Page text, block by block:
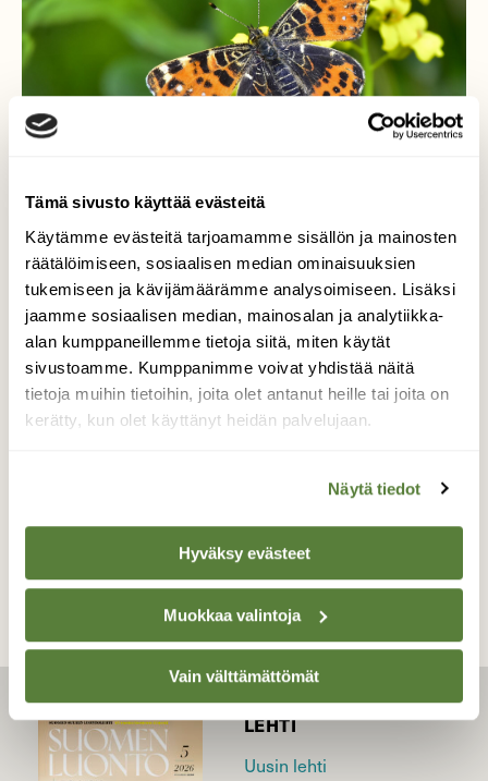
Tämä sivusto käyttää evästeitä
Käytämme evästeitä tarjoamamme sisällön ja mainosten
räätälöimiseen, sosiaalisen median ominaisuuksien
tukemiseen ja kävijämäärämme analysoimiseen. Lisäksi
jaamme sosiaalisen median, mainosalan ja analytiikka-
alan kumppaneillemme tietoja siitä, miten käytät
sivustoamme. Kumppanimme voivat yhdistää näitä
tietoja muihin tietoihin, joita olet antanut heille tai joita on
kerätty, kun olet käyttänyt heidän palvelujaan.
Näytä tiedot
Hyväksy evästeet
Muokkaa valintoja
Vain välttämättömät
Karttaperhonen
Kaunis kevätsukupolven karttaperhonen.
Valokuvaaja: Markku Pelkonen, Jyväskylä
10.06.2025
LEHTI
Uusin lehti